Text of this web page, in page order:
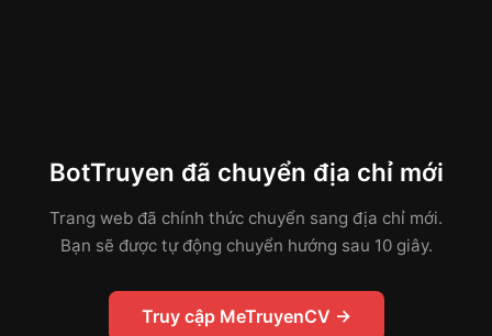
BotTruyen đã chuyển địa chỉ mới
Trang web đã chính thức chuyển sang địa chỉ mới.
Bạn sẽ được tự động chuyển hướng sau 10 giây.
Truy cập MeTruyenCV →